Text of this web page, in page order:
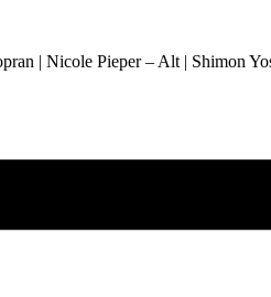
| Nicole Pieper – Alt | Shimon